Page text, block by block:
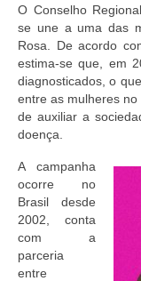
Governança
Eleições
Agenda
Editais e
O Conselho
se une a uma das
Rosa. De acordo
estima-se que, em
diagnosticados, o
entre as mulheres
de auxiliar a
doença.
A campanha
ocorre no
Brasil desde
2002, conta
com a
parceria
entre